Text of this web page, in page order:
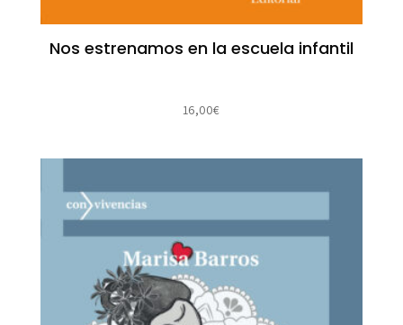
Nos estrenamos en la escuela infantil
16,00€